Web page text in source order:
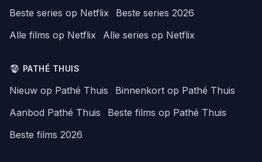
Beste series op Netflix
Beste series 2026
Alle films op Netflix
Alle series op Netflix
PATHÉ THUIS
Nieuw op Pathé Thuis
Binnenkort op Pathé Thuis
Aanbod Pathé Thuis
Beste films op Pathé Thuis
Beste films 2026